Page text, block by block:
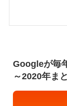
Googleが毎
～2020年まと